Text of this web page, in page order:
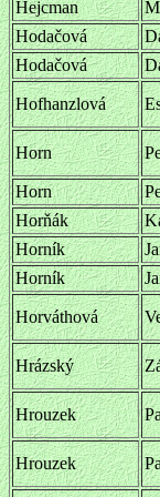
Hejcman
Hodačová
Hodačová
Hofhanzlová
Horn
Horn
Horňák
Horník
Horník
Horváthová
Hrázský
Hrouzek
Hrouzek